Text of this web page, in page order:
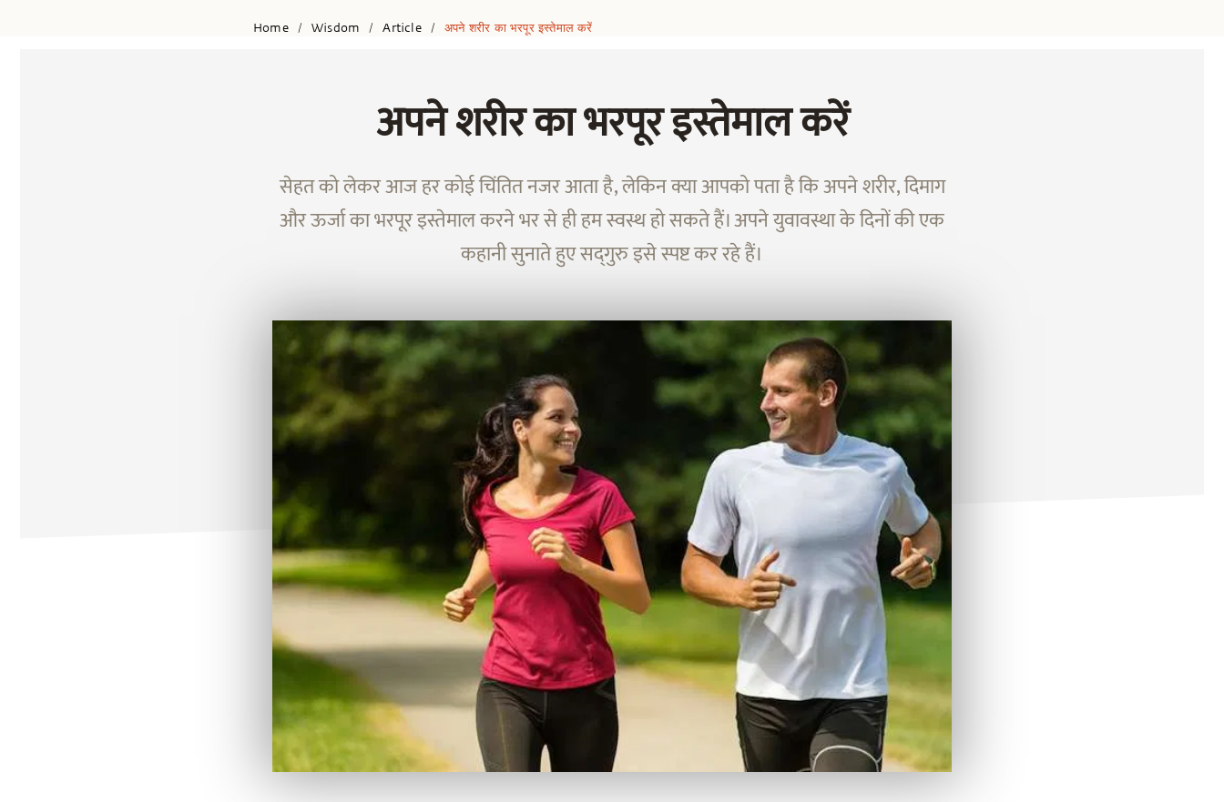
Home / Wisdom / Article / अपने शरीर का भरपूर इस्तेमाल करें
अपने शरीर का भरपूर इस्तेमाल करें
सेहत को लेकर आज हर कोई चिंतित नजर आता है, लेकिन क्या आपको पता है कि अपने शरीर, दिमाग
और ऊर्जा का भरपूर इस्तेमाल करने भर से ही हम स्वस्थ हो सकते हैं। अपने युवावस्था के दिनों की एक
कहानी सुनाते हुए सद्‌गुरु इसे स्पष्ट कर रहे हैं।